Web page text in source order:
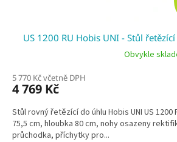
US 1200 RU Hobis UNI - Stůl
Obvykle
5 770 Kč včetně DPH
4 769 Kč
Stůl rovný řetězící do úhlu Hobis UNI US 1200
75,5 cm, hloubka 80 cm, nohy osazeny
průchodka, příchytky pro...